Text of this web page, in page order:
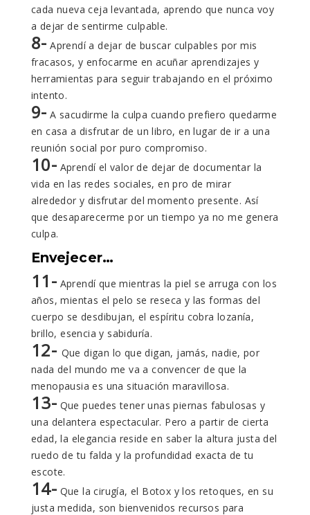
cada nueva ceja levantada, aprendo que nunca voy
a dejar de sentirme culpable.
8- Aprendí a dejar de buscar culpables por mis
fracasos, y enfocarme en acuñar aprendizajes y
herramientas para seguir trabajando en el próximo
intento.
9- A sacudirme la culpa cuando prefiero quedarme
en casa a disfrutar de un libro, en lugar de ir a una
reunión social por puro compromiso.
10- Aprendí el valor de dejar de documentar la
vida en las redes sociales, en pro de mirar
alrededor y disfrutar del momento presente. Así
que desaparecerme por un tiempo ya no me genera
culpa.
Envejecer…
11- Aprendí que mientras la piel se arruga con los
años, mientas el pelo se reseca y las formas del
cuerpo se desdibujan, el espíritu cobra lozanía,
brillo, esencia y sabiduría.
12- Que digan lo que digan, jamás, nadie, por
nada del mundo me va a convencer de que la
menopausia es una situación maravillosa.
13- Que puedes tener unas piernas fabulosas y
una delantera espectacular. Pero a partir de cierta
edad, la elegancia reside en saber la altura justa del
ruedo de tu falda y la profundidad exacta de tu
escote.
14- Que la cirugía, el Botox y los retoques, en su
justa medida, son bienvenidos recursos para